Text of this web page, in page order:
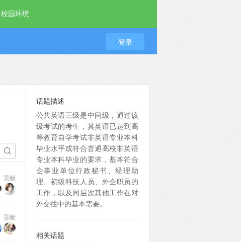
校园环境
登录
贡献
贡献
话题描述
公共英语三级是中间级，通过该
级考试的考生，其英语已达到高
等教育自学考试非英语专业本科
毕业水平或符合普通高校非英语
专业本科毕业的要求，基本符合
企事业单位行政秘书、经理助
理、初级科技人员、外企职员的
工作，以及同层次其他工作在对
外交往中的基本需要。
相关话题